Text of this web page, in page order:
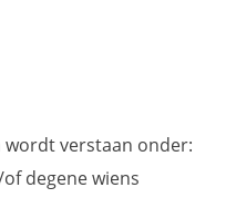
wordt verstaan onder:
degene wiens